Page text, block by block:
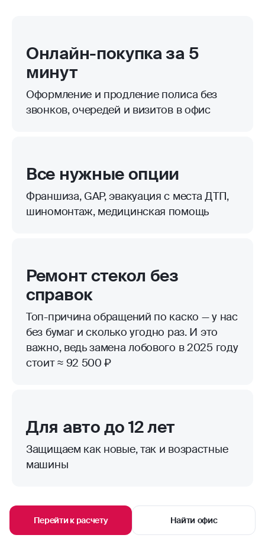
Онлайн-покупка за 5
минут
Оформление и продление полиса без
звонков, очередей и визитов в офис
Все нужные опции
Франшиза, GAP, эвакуация с места ДТП,
шиномонтаж, медицинская помощь
Ремонт стекол без
справок
Топ-причина обращений по каско — у нас
без бумаг и сколько угодно раз. И это
важно, ведь замена лобового в 2025 году
стоит ≈ 92 500 ₽
Для авто до 12 лет
Защищаем как новые, так и возрастные
машины
Перейти к расчету Найти офис